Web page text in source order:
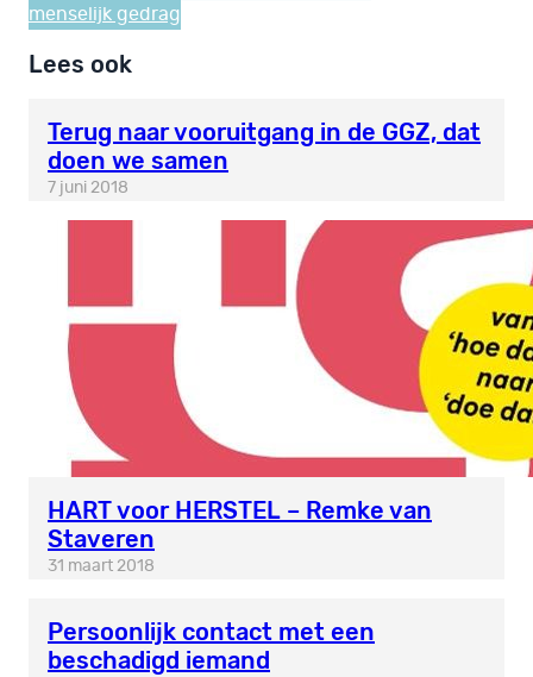
menselijk gedrag
Lees ook
Terug naar vooruitgang in de GGZ, dat
doen we samen
7 juni 2018
HART voor HERSTEL – Remke van
Staveren
31 maart 2018
Persoonlijk contact met een
beschadigd iemand